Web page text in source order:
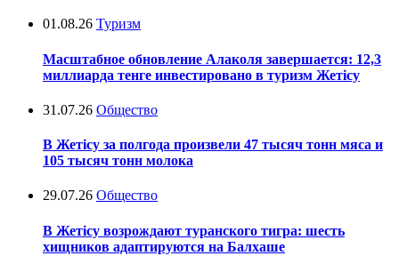
01.08.26 Туризм
Масштабное обновление Алаколя завершается: 12,3
миллиарда тенге инвестировано в туризм Жетісу
31.07.26 Общество
В Жетісу за полгода произвели 47 тысяч тонн мяса и
105 тысяч тонн молока
29.07.26 Общество
В Жетісу возрождают туранского тигра: шесть
хищников адаптируются на Балхаше